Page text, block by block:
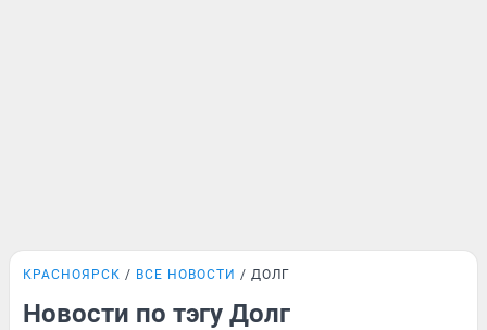
КРАСНОЯРСК ВСЕ НОВОСТИ ДОЛГ
Новости по тэгу Долг